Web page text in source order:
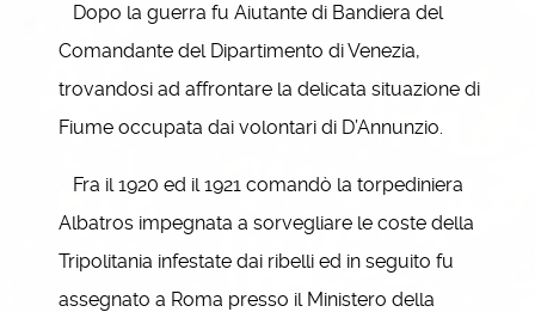
Dopo la guerra fu Aiutante di Bandiera del
Comandante del Dipartimento di Venezia,
trovandosi ad affrontare la delicata situazione di
Fiume occupata dai volontari di D’Annunzio.
Fra il 1920 ed il 1921 comandò la torpediniera
Albatros impegnata a sorvegliare le coste della
Tripolitania infestate dai ribelli ed in seguito fu
assegnato a Roma presso il Ministero della